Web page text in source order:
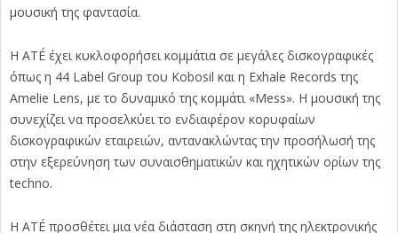
μουσική της φαντασία.
Η ATÉ έχει κυκλοφορήσει κομμάτια σε μεγάλες δισκογραφικές
όπως η 44 Label Group του Kobosil και η Exhale Records της
Amelie Lens, με το δυναμικό της κομμάτι «Mess». Η μουσική της
συνεχίζει να προσελκύει το ενδιαφέρον κορυφαίων
δισκογραφικών εταιρειών, αντανακλώντας την προσήλωσή της
στην εξερεύνηση των συναισθηματικών και ηχητικών ορίων της
techno.
Η ATÉ προσθέτει μια νέα διάσταση στη σκηνή της ηλεκτρονικής